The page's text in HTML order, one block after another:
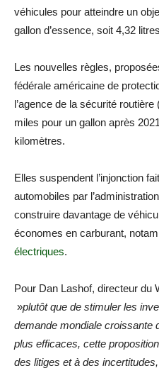
véhicules pour atteindre un
gallon d’essence, soit 4,32
Les nouvelles règles,
fédérale américaine de
l’agence de la sécurité routière
miles pour un gallon après
kilomètres.
Elles suspendent l’injonction
automobiles par
construire davantage de
économes en carburant,
électriques.
Pour Dan Lashof, directeur du
»plutôt que de stimuler les
demande mondiale croissante
plus efficaces, cette
des litiges et à des